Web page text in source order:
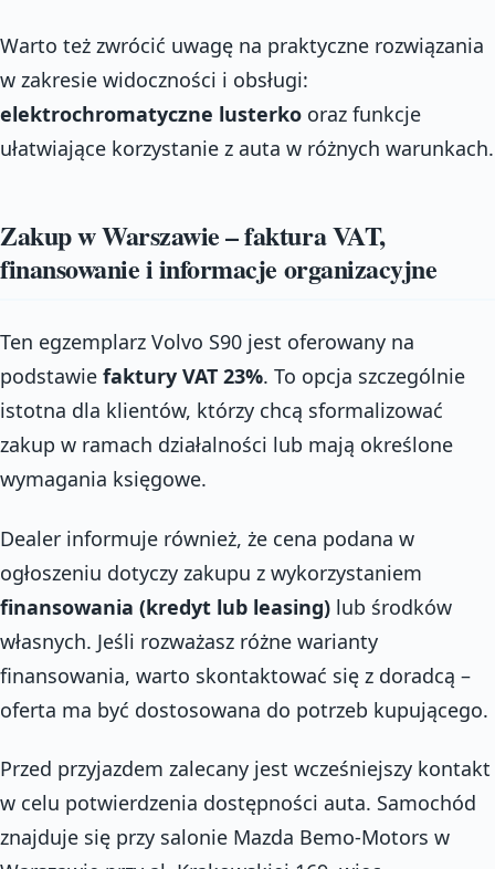
Warto też zwrócić uwagę na praktyczne rozwiązania
w zakresie widoczności i obsługi:
elektrochromatyczne lusterko oraz funkcje
ułatwiające korzystanie z auta w różnych warunkach.
Zakup w Warszawie – faktura VAT,
finansowanie i informacje organizacyjne
Ten egzemplarz Volvo S90 jest oferowany na
podstawie faktury VAT 23%. To opcja szczególnie
istotna dla klientów, którzy chcą sformalizować
zakup w ramach działalności lub mają określone
wymagania księgowe.
Dealer informuje również, że cena podana w
ogłoszeniu dotyczy zakupu z wykorzystaniem
finansowania (kredyt lub leasing) lub środków
własnych. Jeśli rozważasz różne warianty
finansowania, warto skontaktować się z doradcą –
oferta ma być dostosowana do potrzeb kupującego.
Przed przyjazdem zalecany jest wcześniejszy kontakt
w celu potwierdzenia dostępności auta. Samochód
znajduje się przy salonie Mazda Bemo-Motors w